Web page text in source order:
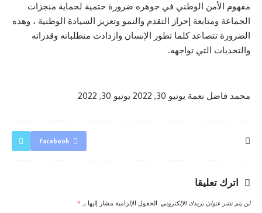
مفهوم الأمن الوطني في جوهره ضرورة حتمية لحماية منجزات
الجماعة ومتابعة إحراز التقدم والنمو وتعزيز السيادة الوطنية ، وهذه
الضرورة تتصاعد كلما تطور الإنسان وازدادت متطلباته وقدراته
والتحديات التي تواجهه.
محمد فاضل نعمة يونيو 30, 2022 يونيو 30, 2022
Facebook
اترك تعليقا
لن يتم نشر عنوان بريدك الإلكتروني. الحقول الإلزامية مشار إليها بـ *